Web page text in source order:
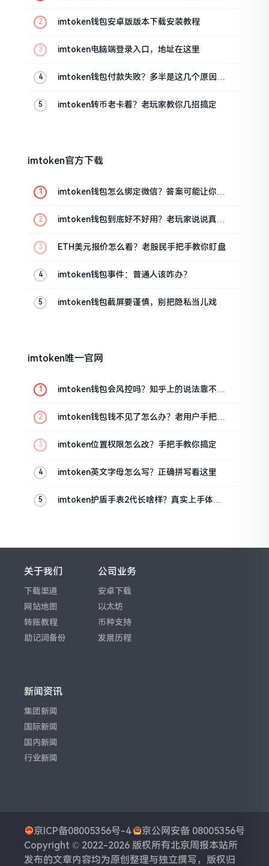
imtoken钱包安卓版版本下载安装教程
imtoken电脑端登录入口，地址在这里
imtoken钱包付款失败？多半是这几个原因闹
imtoken转币老卡着？老玩家教你几招搞定
imtoken官方下载
imtoken钱包怎么绑定微信？答案可能让你失
imtoken钱包到底好不好用？老玩家说说真实
ETH美元报价怎么看？老股民手把手教你盯盘
imtoken钱包事件：普通人该咋办？
imtoken钱包截屏要谨慎，别把隐私当儿戏
imtoken唯一官网
imtoken钱包会风控吗？知乎上的说法靠不靠
imtoken钱包钱不见了怎么办？老用户手把手
imtoken位置权限怎么改？手把手教你搞定
imtoken英文字母怎么写？正确拼写看这里
imtoken护盾手表2代长啥样？真实上手体验
关于我们
下载渠道
网站地图
转账教程
助记词备份
公司业务
安卓下载
以太坊
币种支持
发展历程
新闻资讯
集团新闻
国际新闻
国内新闻
行业新闻
京ICP备08005356号-4
京公网安备 08005356号
Copyright © 2022-2026 版权所有北京周报本站所
发布的文章内容均为原创整理与独立撰写，版权归